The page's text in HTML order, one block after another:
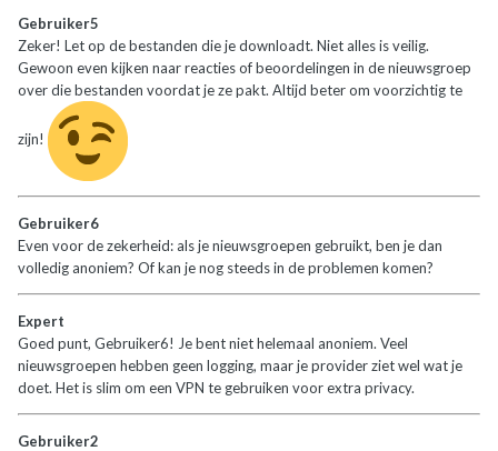
Gebruiker5
Zeker! Let op de bestanden die je downloadt. Niet alles is veilig.
Gewoon even kijken naar reacties of beoordelingen in de nieuwsgroep
over die bestanden voordat je ze pakt. Altijd beter om voorzichtig te
zijn!
Gebruiker6
Even voor de zekerheid: als je nieuwsgroepen gebruikt, ben je dan
volledig anoniem? Of kan je nog steeds in de problemen komen?
Expert
Goed punt, Gebruiker6! Je bent niet helemaal anoniem. Veel
nieuwsgroepen hebben geen logging, maar je provider ziet wel wat je
doet. Het is slim om een VPN te gebruiken voor extra privacy.
Gebruiker2